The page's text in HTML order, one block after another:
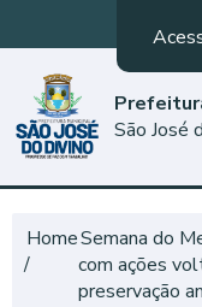
São José
HomeSemana do
com ações
preservação